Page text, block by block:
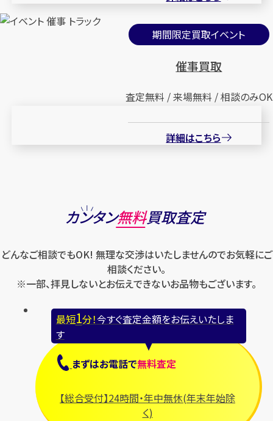
期間限定買取イベント
催事買取
査定無料 / 来場無料 / 相談のみOK
詳細はこちら
カンタン無料買取査定
どんなご相談でもOK! 無理な交渉はいたしませんのでお気軽にご
相談ください。
※一部、拝見しないとお伝えできないお品物もございます。
最短1分！今すぐ査定金額をお伝えいたしま
す
まずはお電話で無料査定
【総合受付】24時間・年中無休(年末年始除
く)